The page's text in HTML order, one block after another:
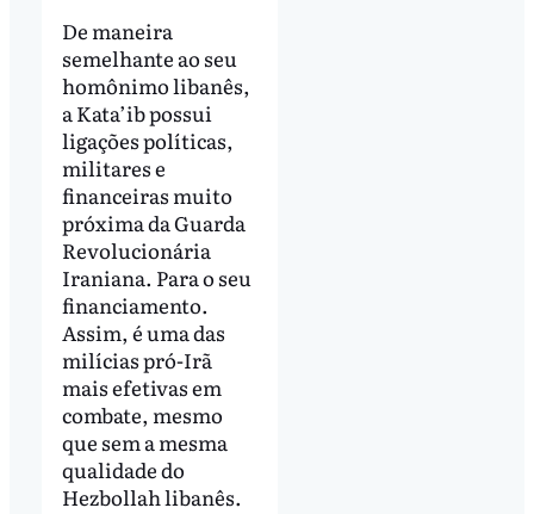
De maneira
semelhante ao seu
homônimo libanês,
a Kata’ib possui
ligações políticas,
militares e
financeiras muito
próxima da Guarda
Revolucionária
Iraniana. Para o seu
financiamento.
Assim, é uma das
milícias pró-Irã
mais efetivas em
combate, mesmo
que sem a mesma
qualidade do
Hezbollah libanês.